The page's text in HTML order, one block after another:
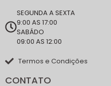
SEGUNDA A SEXTA
9:00 AS 17:00
SABÁDO
09:00 AS 12:00
Termos e Condições
CONTATO